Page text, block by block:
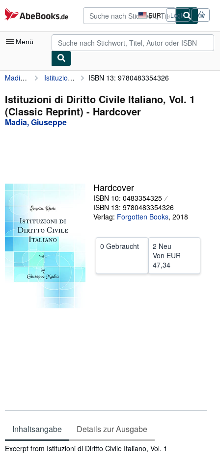
Zum Hauptinhalt
AbeBooks.de EUR
Seite
der
Einkaufseinstellungen.
Login
Menü
Nutzerkonto
Meine Bestellungen
Detailsuche
Verkäufer
Verkäufer werden
Hilfe
Madia, Giuseppe Istituzioni di Diritto Civile Italiano, Vol. 1 (Classic Reprint) ISBN 13: 9780483354326
Istituzioni di Diritto Civile Italiano, Vol. 1
(Classic Reprint) - Hardcover
Madia, Giuseppe
Hardcover
ISBN 10: 0483354325
ISBN 13: 9780483354326
Verlag: Forgotten Books, 2018
0 Gebraucht
2 Neu
Von EUR
47,34
Inhaltsangabe Details zur Ausgabe
Inhaltsangabe
Excerpt from Istituzioni di Diritto Civile Italiano, Vol. 1